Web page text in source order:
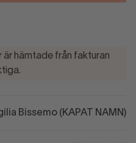
hämtade från fakturan
Bissemo (KAPAT NAMN)